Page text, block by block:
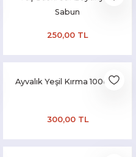
Sabun
250,00 TL
Ayvalık Yeşil Kırma 1000 cc
300,00 TL